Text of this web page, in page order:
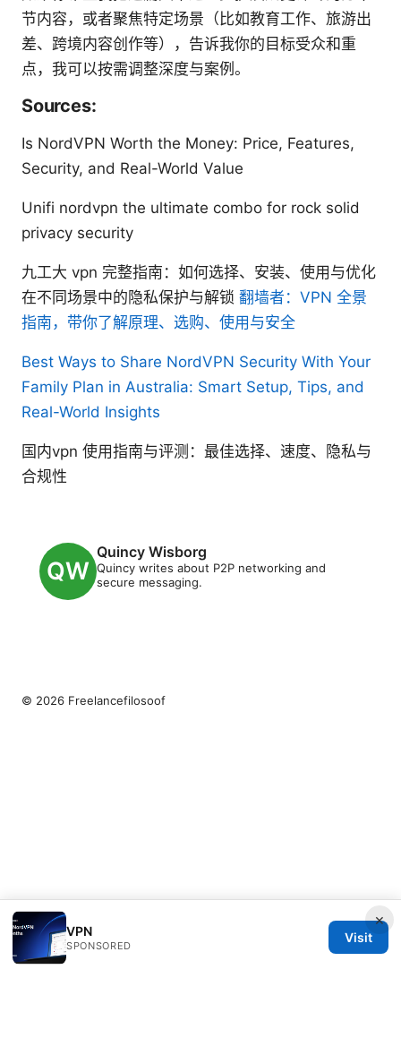
节内容，或者聚焦特定场景（比如教育工作、旅游出
差、跨境内容创作等），告诉我你的目标受众和重
点，我可以按需调整深度与案例。
Sources:
Is NordVPN Worth the Money: Price, Features,
Security, and Real-World Value
Unifi nordvpn the ultimate combo for rock solid
privacy security
九工大 vpn 完整指南：如何选择、安装、使用与优化
在不同场景中的隐私保护与解锁 翻墙者：VPN 全景
指南，带你了解原理、选购、使用与安全
Best Ways to Share NordVPN Security With Your
Family Plan in Australia: Smart Setup, Tips, and
Real-World Insights
国内vpn 使用指南与评测：最佳选择、速度、隐私与
合规性
Quincy Wisborg
Quincy writes about P2P networking and
secure messaging.
×
VPN
SPONSORED
Visit
© 2026 Freelancefilosoof